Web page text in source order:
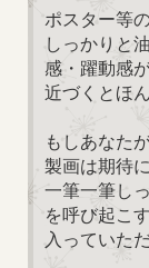
ポスター等
しっかりと
感・躍動感
近づくとほ
もしあなた
製画は期待
一筆一筆し
を呼び起こ
入っていた